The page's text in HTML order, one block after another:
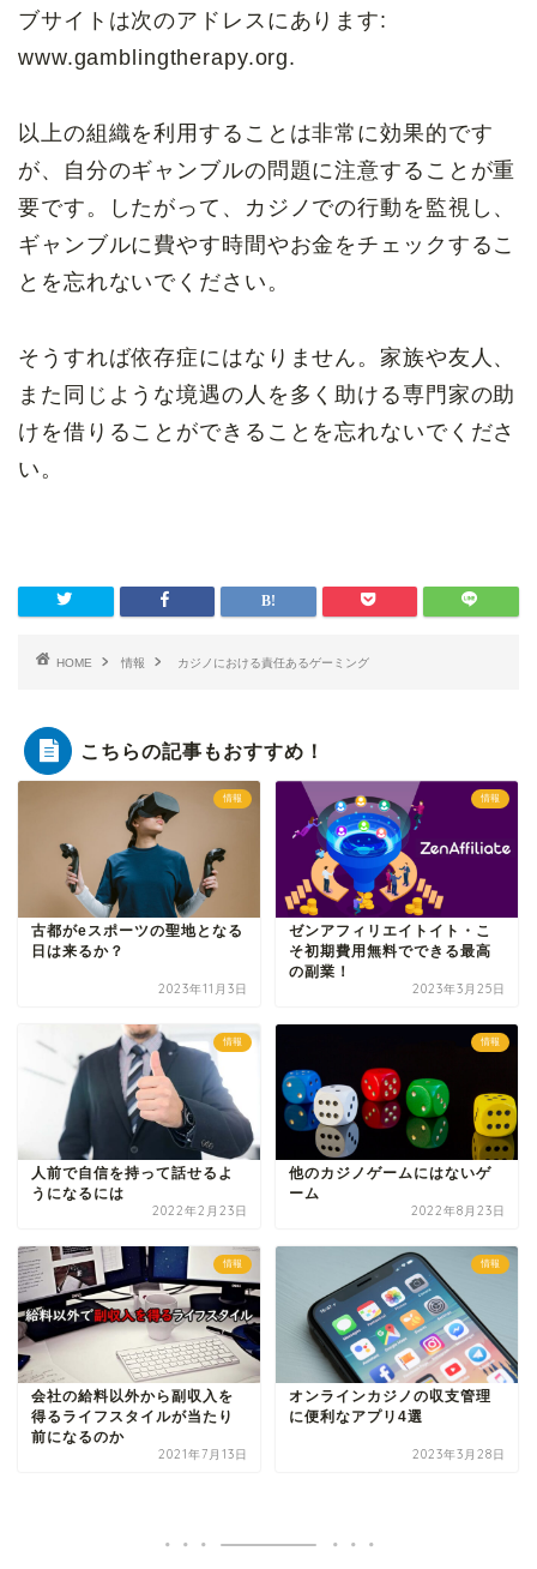
ブサイトは次のアドレスにあります:
www.gamblingtherapy.org.
以上の組織を利用することは非常に効果的です
が、自分のギャンブルの問題に注意することが重
要です。したがって、カジノでの行動を監視し、
ギャンブルに費やす時間やお金をチェックするこ
とを忘れないでください。
そうすれば依存症にはなりません。家族や友人、
また同じような境遇の人を多く助ける専門家の助
けを借りることができることを忘れないでくださ
い。
HOME 情報 カジノにおける責任あるゲーミング
こちらの記事もおすすめ！
情報
古都がeスポーツの聖地となる
日は来るか？
2023年11月3日
情報
ゼンアフィリエイトイト・こ
そ初期費用無料でできる最高
の副業！
2023年3月25日
情報
人前で自信を持って話せるよ
うになるには
2022年2月23日
情報
他のカジノゲームにはないゲ
ーム
2022年8月23日
情報
会社の給料以外から副収入を
得るライフスタイルが当たり
前になるのか
2021年7月13日
情報
オンラインカジノの収支管理
に便利なアプリ4選
2023年3月28日